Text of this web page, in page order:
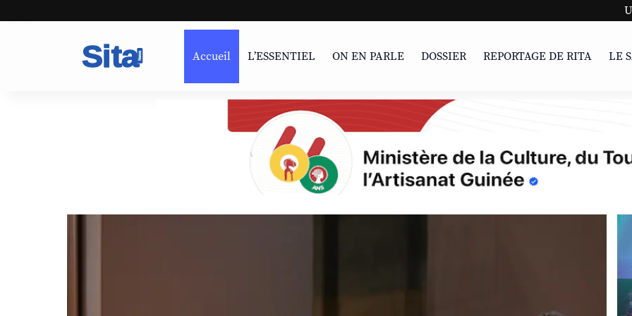
UNESCO |
Accueil L’ESSENTIEL ON EN PARLE DOSSIER REPORTAGE DE RITA LE